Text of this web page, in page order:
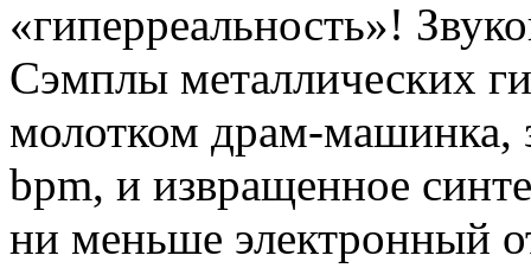
«гиперреальность»!
Сэмплы металлических
молотком драм-машинка,
bpm, и извращенное
ни меньше электронный